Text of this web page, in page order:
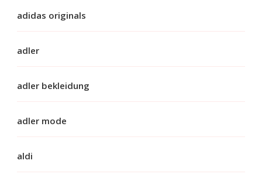
adidas originals
adler
adler bekleidung
adler mode
aldi